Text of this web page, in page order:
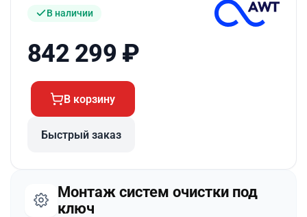
В наличии
842 299 ₽
В корзину
Быстрый заказ
Монтаж систем очистки под
ключ